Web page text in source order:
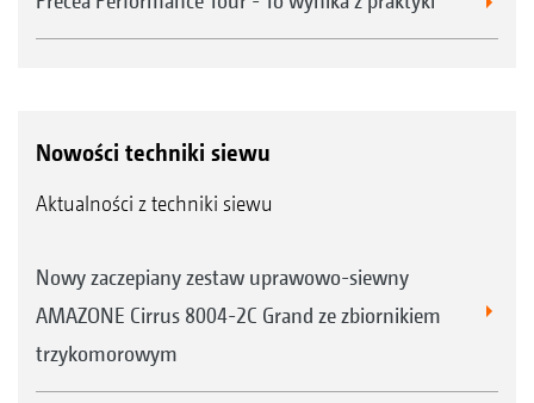
Nowości techniki siewu
Aktualności z techniki siewu
Nowy zaczepiany zestaw uprawowo-siewny
AMAZONE Cirrus 8004-2C Grand ze zbiornikiem
trzykomorowym